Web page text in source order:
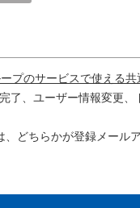
プのサービスで使える共
了、ユーザー情報変更
どちらかが登録メール